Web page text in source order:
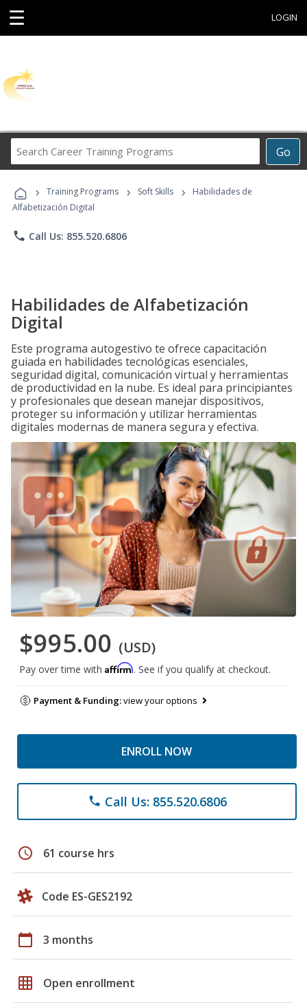
☰ LOGIN
Go
Career
Programs
› Training Programs › Soft Skills ›
Habilidades de
Alfabetización Digital
phone Call Us: 855.520.6806
Habilidades de Alfabetización
Digital
Este programa autogestivo te ofrece capacitación
guiada en habilidades tecnológicas esenciales,
seguridad digital, comunicación virtual y herramientas
de productividad en la nube. Es ideal para principiantes
y profesionales que desean manejar dispositivos,
proteger su información y utilizar herramientas
digitales modernas de manera segura y efectiva.
$995.00 (USD)
Pay over time with Affirm. See if you qualify at checkout.
Payment & Funding:view your options
ENROLL NOW
phone Call Us: 855.520.6806
schedule 61 course hrs
Code ES-GES2192
calendar_today 3 months
grid_on Open enrollment